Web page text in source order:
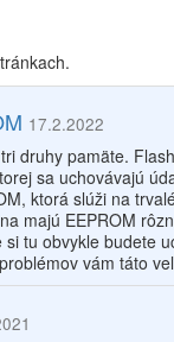
17.2.2022
druhy pamäte.
sa uchovávajú
ktorá slúži na
majú EEPROM
tu obvykle budete
vám táto